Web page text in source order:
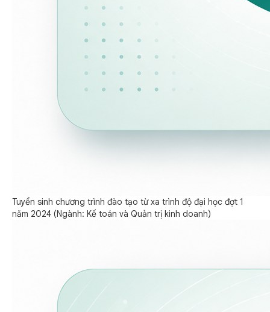
Tuyển sinh chương trình đào tạo từ xa trình độ đại học đợt 1
năm 2024 (Ngành: Kế toán và Quản trị kinh doanh)